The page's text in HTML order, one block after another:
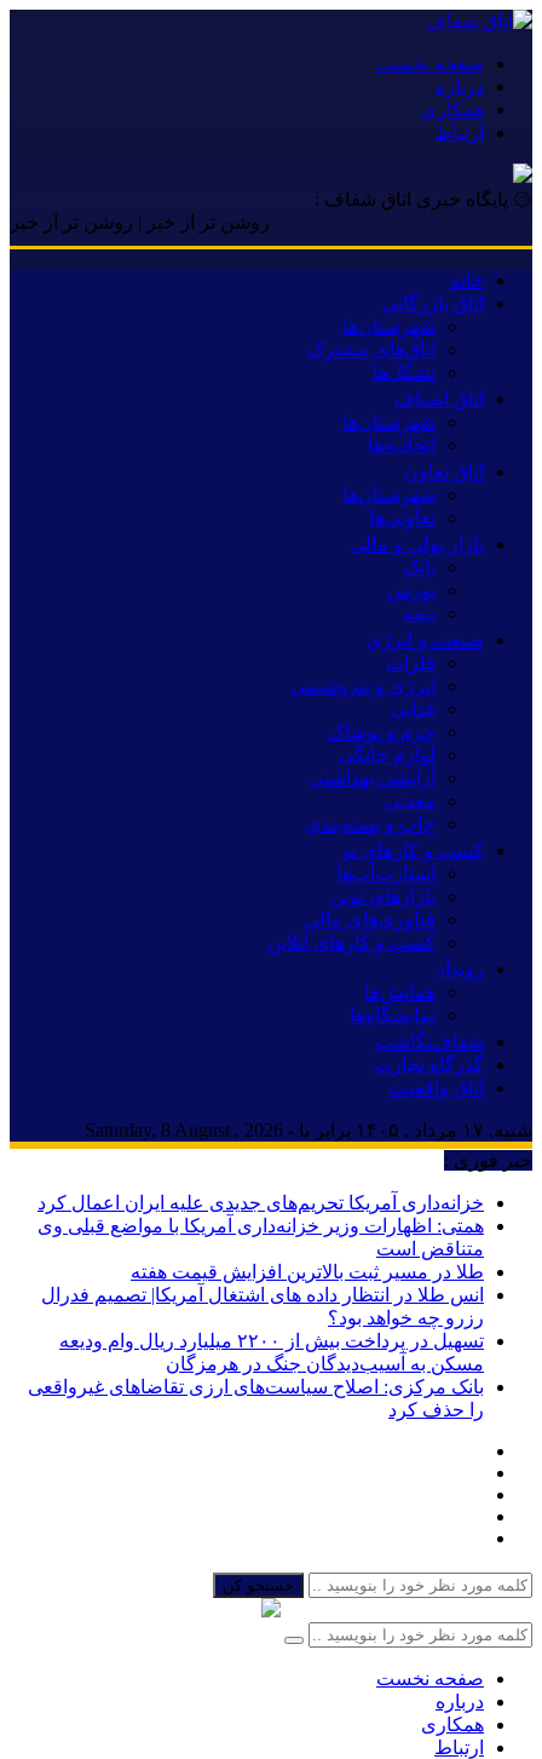
صفحه نخست
درباره
همکاری
ارتباط
۞ پایگاه خبری اتاق شفاف :
روشن تر از خبر | روشن تر از خبر |
خانه
اتاق بازرگانی
شهرستان‌ها
اتاق‌های مشترک
تشکل‌ها
اتاق اصناف
شهرستان‌ها
اتحادیه‌ها
اتاق تعاون
شهرستان‌ها
تعاونی‌ها
بازار پولی و مالی
بانک
بورس
بیمه
صنعت و انرژی
فلزات
انرژی و پتروشیمی
غذایی
چرم و پوشاک
لوازم خانگی
آرایشی بهداشتی
معدنی
چاپ و بسته‌بندی
کسب و کارهای نو
استارت‌آپ‌ها
بازارهای نوین
فناوری‌های مالی
کسب و کارهای آنلاین
رویداد
همایش‌ها
نمایشگاه‌ها
شفاف‌نگاشت
گذرگاه تجارت
اتاق واقعیت
شنبه, ۱۷ مرداد , ۱۴۰۵ برابر با - Saturday, 8 August , 2026
خبر فوری :
خزانه‌داری آمریکا تحریم‌های جدیدی علیه ایران اعمال کرد
همتی: اظهارات وزیر خزانه‌داری آمریکا با مواضع قبلی وی
متناقض است
طلا در مسیر ثبت بالاترین افزایش قیمت هفته
انس طلا در انتظار داده های اشتغال آمریکا| تصمیم فدرال
رزرو چه خواهد بود؟
تسهیل در پرداخت بیش از ۲۲۰۰ میلیارد ریال وام ودیعه
مسکن به آسیب‌دیدگان جنگ در هرمزگان
بانک مرکزی: اصلاح سیاست‌های ارزی تقاضاهای غیرواقعی
را حذف کرد
جستجو کن
صفحه نخست
درباره
همکاری
ارتباط